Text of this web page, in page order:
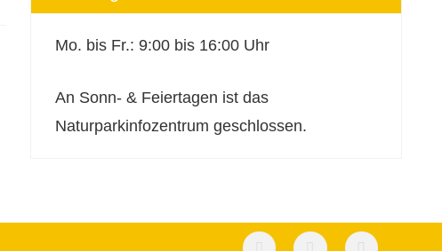
Mo. bis Fr.: 9:00 bis 16:00 Uhr
An Sonn- & Feiertagen ist das
Naturparkinfozentrum geschlossen.